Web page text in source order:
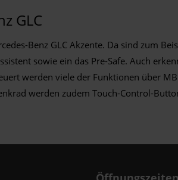
GLC
Benz GLC Akzente. Da sind zum
sowie ein das Pre-Safe. Auch
werden viele der Funktionen über
werden zudem Touch-Control-